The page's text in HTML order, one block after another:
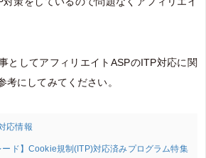
としてアフィリエイトASPのITP対応に関
にしてみてください。
応情報
ード】Cookie規制(ITP)対応済みプログラム特集